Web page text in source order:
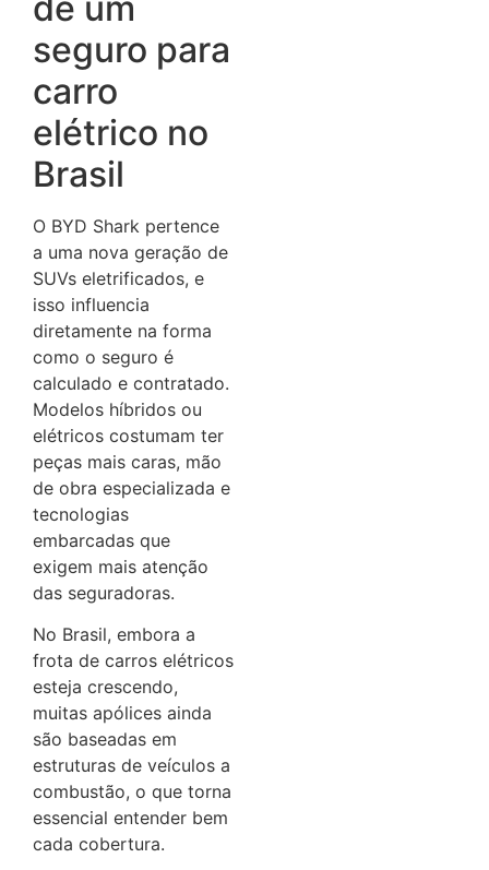
seguro para
carro
elétrico no
Brasil
O BYD Shark pertence
a uma nova geração de
SUVs eletrificados, e
isso influencia
diretamente na forma
como o seguro é
calculado e contratado.
Modelos híbridos ou
elétricos costumam ter
peças mais caras, mão
de obra especializada e
tecnologias
embarcadas que
exigem mais atenção
das seguradoras.
No Brasil, embora a
frota de carros elétricos
esteja crescendo,
muitas apólices ainda
são baseadas em
estruturas de veículos a
combustão, o que torna
essencial entender bem
cada cobertura.